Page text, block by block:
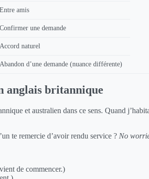
Entre amis
Confirmer une demande
Accord naturel
Abandon d’une demande (nuance différente)
anglais britannique
et australien dans ce sens. Quand
te remercie d’avoir rendu service ? No
de commencer.)